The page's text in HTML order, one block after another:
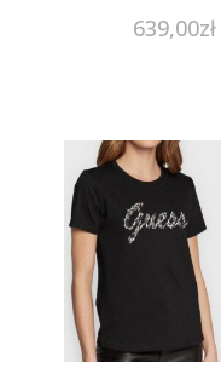
639,00zł